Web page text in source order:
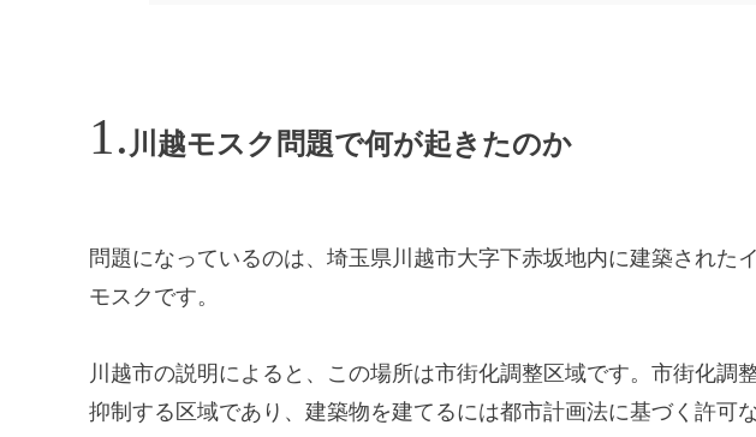
川越モスク問題で何が起きたのか
問題になっているのは、埼玉県川越市大字下赤坂地内に建築された
モスクです。
川越市の説明によると、この場所は市街化調整区域です。市街化調
抑制する区域であり、建築物を建てるには都市計画法に基づく許可